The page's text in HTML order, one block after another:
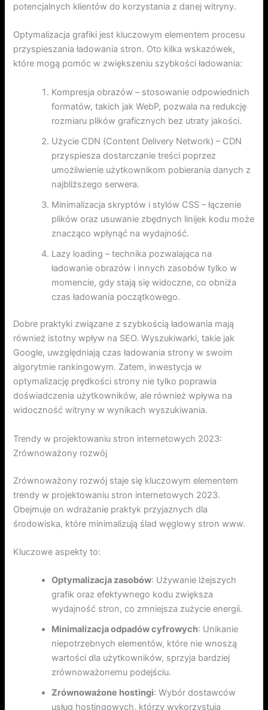
potencjalnych klientów do korzystania z danej witryny.
Optymalizacja grafiki jest kluczowym elementem procesu
przyspieszania ładowania stron. Oto kilka wskazówek,
które mogą pomóc w zwiększeniu szybkości ładowania:
Kompresja obrazów – stosowanie odpowiednich
formatów, takich jak WebP, pozwala na redukcję
rozmiaru plików graficznych bez utraty jakości.
Użycie CDN (Content Delivery Network) – CDN
przyspiesza dostarczanie treści poprzez
umożliwienie użytkownikom pobierania danych z
najbliższego serwera.
Minimalizacja skryptów i stylów CSS – łączenie
plików oraz usuwanie zbędnych linijek kodu może
znacząco wpłynąć na wydajność.
Lazy loading – technika pozwalająca na
ładowanie obrazów i innych zasobów tylko w
momencie, gdy stają się widoczne, co obniża
czas ładowania początkowego.
Dobre praktyki związane z szybkością ładowania mają
również istotny wpływ na SEO. Wyszukiwarki, takie jak
Google, uwzględniają czas ładowania strony w swoim
algorytmie rankingowym. Zatem, inwestycja w
optymalizację prędkości strony nie tylko poprawia
doświadczenia użytkowników, ale również wpływa na
widoczność witryny w wynikach wyszukiwania.
Trendy w projektowaniu stron internetowych 2023:
Zrównoważony rozwój
Zrównoważony rozwój staje się kluczowym elementem
trendy w projektowaniu stron internetowych 2023.
Obejmuje on wdrażanie praktyk przyjaznych dla
środowiska, które minimalizują ślad węglowy stron www.
Kluczowe aspekty to:
Optymalizacja zasobów: Używanie lżejszych
grafik oraz efektywnego kodu zwiększa
wydajność stron, co zmniejsza zużycie energii.
Minimalizacja odpadów cyfrowych: Unikanie
niepotrzebnych elementów, które nie wnoszą
wartości dla użytkowników, sprzyja bardziej
zrównoważonemu podejściu.
Zrównoważone hostingi: Wybór dostawców
usług hostingowych, którzy wykorzystują